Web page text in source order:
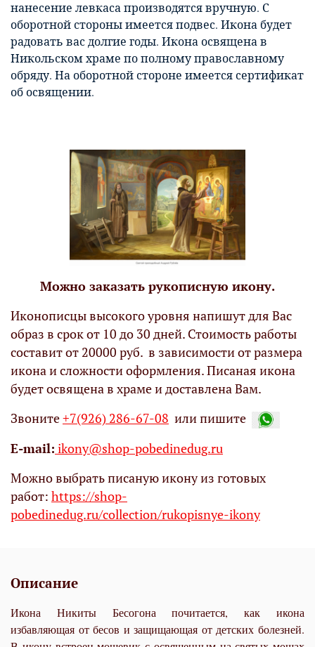
нанесение левкаса производятся вручную. С
оборотной стороны имеется подвес. Икона будет
радовать вас долгие годы. Икона освящена в
Никольском храме по полному православному
обряду. На оборотной стороне имеется сертификат
об освящении.
Можно заказать рукописную икону.
Иконописцы высокого уровня напишут для Вас
образ в срок от 10 до 30 дней. Стоимость работы
составит от 20000 руб. в зависимости от размера
икона и сложности оформления. Писаная икона
будет освящена в храме и доставлена Вам.
Звоните+7(926) 286-67-08 или пишите
Е-mail: ikony@shop-pobedinedug.ru
Можно выбрать писаную икону из готовых
работ: https://shop-
pobedinedug.ru/collection/rukopisnye-ikony
Описание
Икона Никиты Бесогона почитается, как икона
избавляющая от бесов и защищающая от детских болезней.